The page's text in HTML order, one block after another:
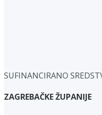
SUFINANCIRANO
ZAGREBAČKE ŽUPANIJE